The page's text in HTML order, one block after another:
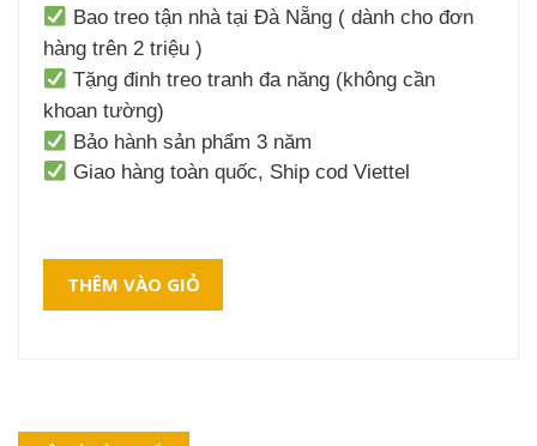
Bao treo tận nhà tại Đà Nẵng ( dành cho đơn
hàng trên 2 triệu )
Tặng đinh treo tranh đa năng (không cần
khoan tường)
Bảo hành sản phẩm 3 năm
Giao hàng toàn quốc, Ship cod Viettel
THÊM VÀO GIỎ